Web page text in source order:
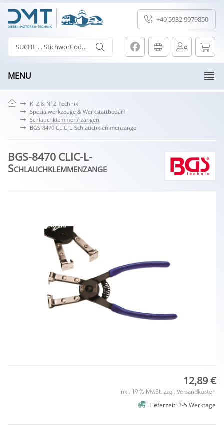
+49 5932 9979850
MENU
KFZ & NFZ-Technik
Spezialwerkzeuge & Werkstattbedarf
Schlauchklemmen/-zangen
BGS-8470 CLIC-L-Schlauchklemmenzange
BGS-8470 CLIC-L-
Schlauchklemmenzange
12,89 €
inkl. 19 % MwSt. zzgl. Versandkosten
Lieferzeit: 3-5 Werktage